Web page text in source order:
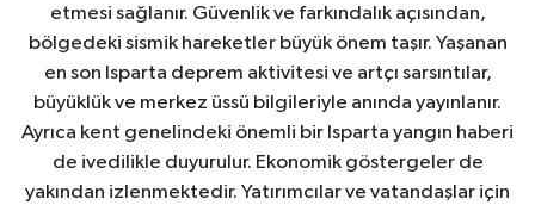
etmesi sağlanır. Güvenlik ve farkındalık açısından,
bölgedeki sismik hareketler büyük önem taşır. Yaşanan
en son Isparta deprem aktivitesi ve artçı sarsıntılar,
büyüklük ve merkez üssü bilgileriyle anında yayınlanır.
Ayrıca kent genelindeki önemli bir Isparta yangın haberi
de ivedilikle duyurulur. Ekonomik göstergeler de
yakından izlenmektedir. Yatırımcılar ve vatandaşlar için
Tarihi Yapılarımız
Teknoloji
Türkiye
Yerel